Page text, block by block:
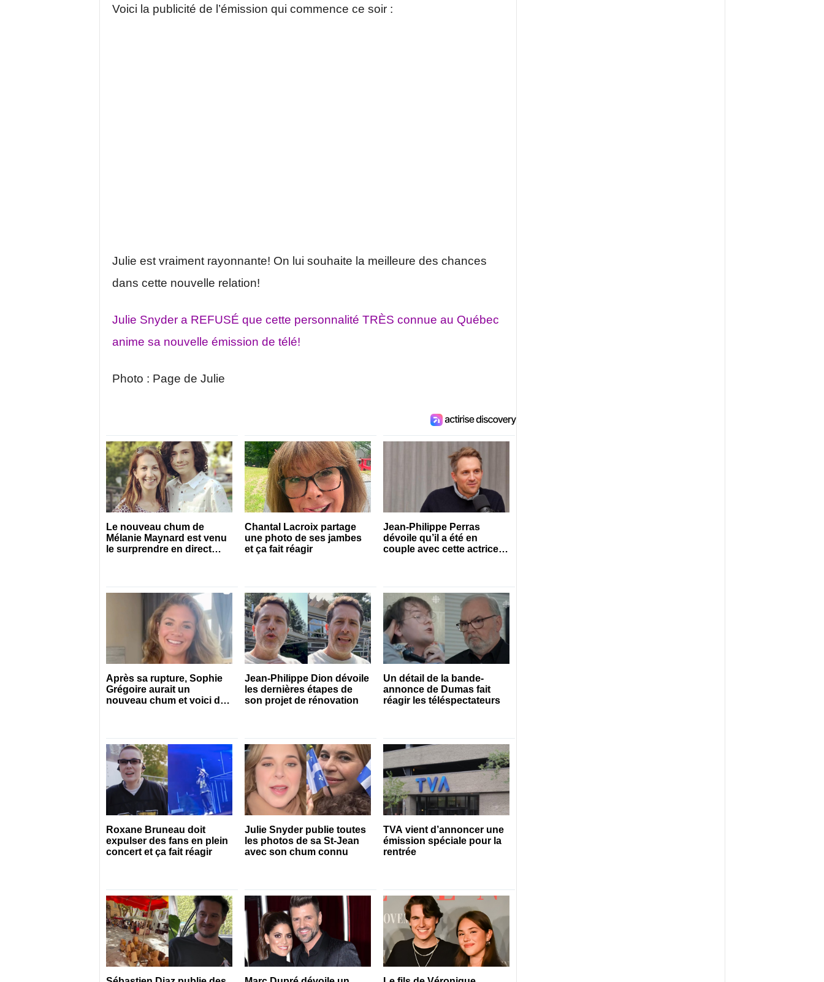
Voici la publicité de l’émission qui commence ce soir :
Julie est vraiment rayonnante! On lui souhaite la meilleure des chances
dans cette nouvelle relation!
Julie Snyder a REFUSÉ que cette personnalité TRÈS connue au Québec
anime sa nouvelle émission de télé!
Photo : Page de Julie
Le nouveau chum de
Mélanie Maynard est venu
le surprendre en direct
Chantal Lacroix partage
une photo de ses jambes
et ça fait réagir
Jean-Philippe Perras
dévoile qu’il a été en
couple avec cette actrice
Après sa rupture, Sophie
Grégoire aurait un
nouveau chum et voici de
Jean-Philippe Dion dévoile
les dernières étapes de
son projet de rénovation
Un détail de la bande-
annonce de Dumas fait
réagir les téléspectateurs
Roxane Bruneau doit
expulser des fans en plein
concert et ça fait réagir
Julie Snyder publie toutes
les photos de sa St-Jean
avec son chum connu
TVA vient d’annoncer une
émission spéciale pour la
rentrée